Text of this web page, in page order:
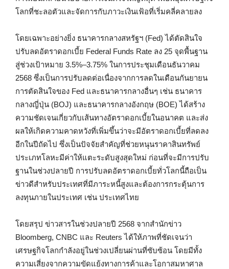
โลกที่ชะลอตัวและจัดการกับภาวะเงินเฟ้อที่เริ่มคลี่คลายลง
โดยเฉพาะอย่างยิ่ง ธนาคารกลางสหรัฐฯ (Fed) ได้ตัดสินใจ
ปรับลดอัตราดอกเบี้ย Federal Funds Rate ลง 25 จุดพื้นฐาน
สู่ช่วงเป้าหมาย 3.5%–3.75% ในการประชุมเดือนธันวาคม
2568 ซึ่งเป็นการปรับลดต่อเนื่องจากการลดในเดือนกันยายน
การตัดสินใจของ Fed และธนาคารกลางอื่นๆ เช่น ธนาคาร
กลางญี่ปุ่น (BOJ) และธนาคารกลางอังกฤษ (BOE) ได้สร้าง
ความชัดเจนเกี่ยวกับเส้นทางอัตราดอกเบี้ยในอนาคต และส่ง
ผลให้เกิดความคาดหวังที่เพิ่มขึ้นว่าจะมีอัตราดอกเบี้ยที่ลดลง
อีกในปีถัดไป ซึ่งเป็นปัจจัยสำคัญที่ช่วยหนุนราคาสินทรัพย์
ประเภทโลหะมีค่าให้แตะระดับสูงสุดใหม่ ก่อนที่จะมีการปรับ
ฐานในช่วงปลายปี การปรับลดอัตราดอกเบี้ยทั่วโลกนี้ถือเป็น
ข่าวดีสำหรับประเทศที่มีภาระหนี้สูงและต้องการกระตุ้นการ
ลงทุนภายในประเทศ เช่น ประเทศไทย
โดยสรุป ข่าวสารในช่วงปลายปี 2568 จากสำนักข่าว
Bloomberg, CNBC และ Reuters ได้ให้ภาพที่ชัดเจนว่า
เศรษฐกิจโลกกำลังอยู่ในช่วงเปลี่ยนผ่านที่ซับซ้อน โดยมีทั้ง
ความเสี่ยงจากความขัดแย้งทางการค้าและโอกาสมหาศาล